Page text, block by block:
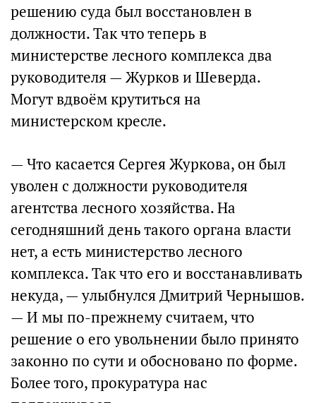
решению суда был восстановлен в
должности. Так что теперь в
министерстве лесного комплекса два
руководителя — Журков и Шеверда.
Могут вдвоём крутиться на
министерском кресле.
— Что касается Сергея Журкова, он был
уволен с должности руководителя
агентства лесного хозяйства. На
сегодняшний день такого органа власти
нет, а есть министерство лесного
комплекса. Так что его и восстанавливать
некуда, — улыбнулся Дмитрий Чернышов.
— И мы по-прежнему считаем, что
решение о его увольнении было принято
законно по сути и обосновано по форме.
Более того, прокуратура нас